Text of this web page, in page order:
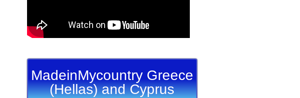
MadeinMycountry Greece
(Hellas) and Cyprus